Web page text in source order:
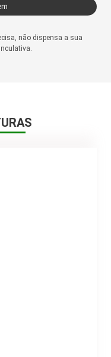
não dispensa a sua